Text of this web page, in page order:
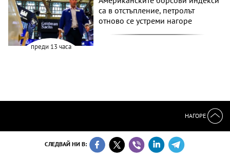
преди 13 часа
са в отстъпление, петролът
отново се устреми нагоре
НАГОРЕ
СЛЕДВАЙ НИ В: